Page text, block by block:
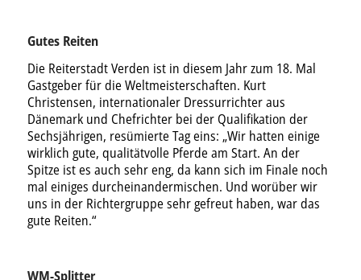
Gutes Reiten
Die Reiterstadt Verden ist in diesem Jahr zum 18. Mal
Gastgeber für die Weltmeisterschaften. Kurt
Christensen, internationaler Dressurrichter aus
Dänemark und Chefrichter bei der Qualifikation der
Sechsjährigen, resümierte Tag eins: „Wir hatten einige
wirklich gute, qualitätvolle Pferde am Start. An der
Spitze ist es auch sehr eng, da kann sich im Finale noch
mal einiges durcheinandermischen. Und worüber wir
uns in der Richtergruppe sehr gefreut haben, war das
gute Reiten.“
WM-Splitter